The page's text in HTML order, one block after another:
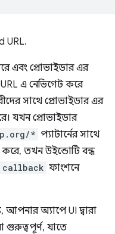
URL.
এবং প্রোভাইডার এর
এ নেভিগেট করে
সাথে প্রোভাইডার এর
যখন প্রোভাইডার
* প্যাটার্নের সাথে
করে, তখন উইন্ডোটি বন্ধ
callback ফাংশনে
অ্যাপে UI দ্বারা
গুরুত্বপূর্ণ, যাতে